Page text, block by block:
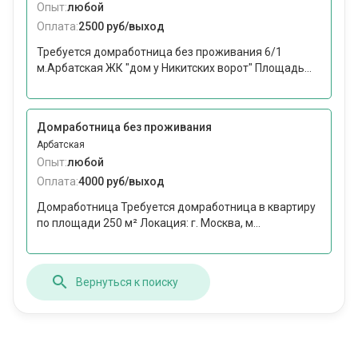
Опыт:любой
Оплата:2500 руб/выход
Требуется домработница без проживания 6/1
м.Арбатская ЖК "дом у Никитских ворот" Площадь...
Домработница без проживания
Арбатская
Опыт:любой
Оплата:4000 руб/выход
Домработница Требуется домработница в квартиру
по площади 250 м² Локация: г. Москва, м...
Вернуться к поиску